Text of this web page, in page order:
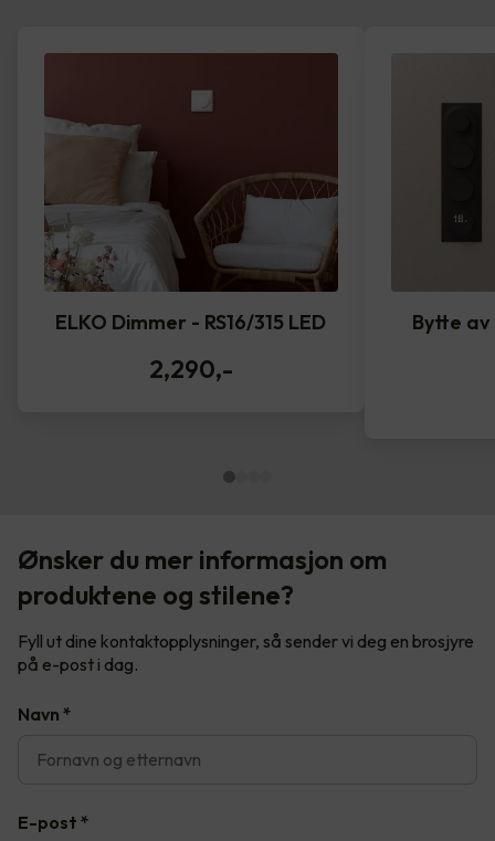
ELKO Dimmer - RS16/315 LED
2,290,-
Bytte
Ønsker du mer informasjon om
produktene og stilene?
Fyll ut dine kontaktopplysninger, så sender vi deg en brosjyre
på e-post i dag.
Navn *
E-post *